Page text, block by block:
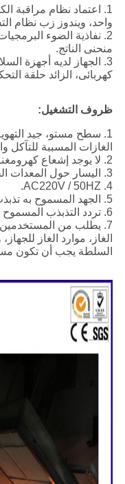
1. اعتماد نظام مراقبة
واحد، ويندوز زب نظام
2. نفاذية الضوء
منحنى الناتج.
3. الجهاز لديه أجهزة
كهربائى، الزائد حلقة
ظروف التشغيل:
1. سطح مستو، جيد
الغازات المسببة للتآكل
2. لا يوجد إشعاع كهرومغناطيسي قوي قريب.
3. اليسار حول المعدات الحفاظ على مساحة بشكل صحيح.
4. AC220V / 50HZ.
5. الجهد المسموح به تذبذب المدى: 220 فولت و بلوسمن؛ 10٪.
6. تردد التذبذب المسموح به المدى: 50 هرتز ± 1٪.
7. يطلب من المستخدمين
الغاز، موارد الغاز
السلطة يجب أن تكون